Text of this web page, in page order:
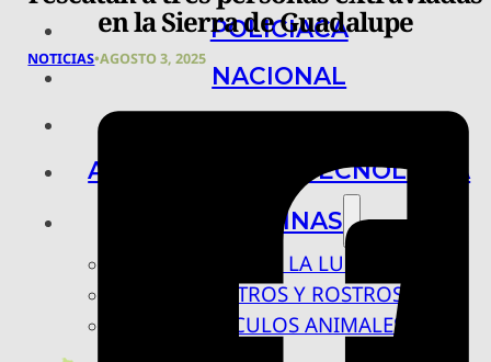
POLICIACA
NACIONAL
ARTE, CIENCIA Y TECNOLOGÍA
COLUMNAS
BAJO LA LUPA
RASTROS Y ROSTROS
VÍNCULOS ANIMALES
en la Sierra de Guadalupe
NOTICIAS•AGOSTO 3, 2025